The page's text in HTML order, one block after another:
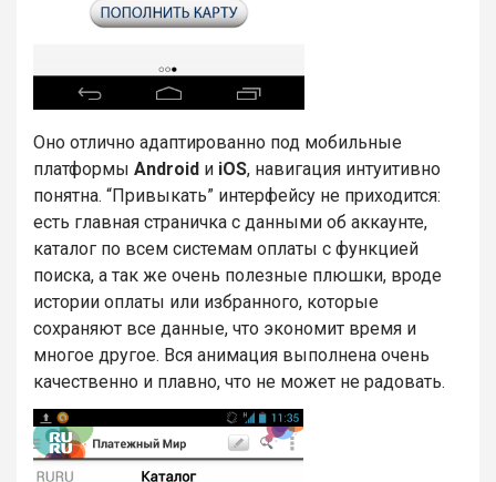
Оно отлично адаптированно под мобильные
платформы Android и iOS, навигация интуитивно
понятна. “Привыкать” интерфейсу не приходится:
есть главная страничка с данными об аккаунте,
каталог по всем системам оплаты с функцией
поиска, а так же очень полезные плюшки, вроде
истории оплаты или избранного, которые
сохраняют все данные, что экономит время и
многое другое. Вся анимация выполнена очень
качественно и плавно, что не может не радовать.